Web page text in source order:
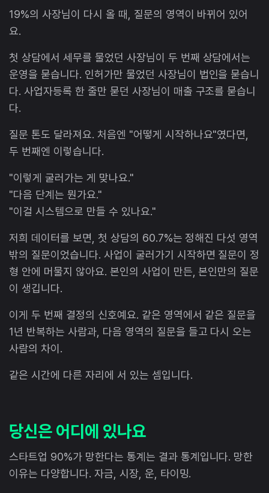
19%의 사장님이 다시 올 때, 질문의 영역이 바뀌어 있어
요.
첫 상담에서 세무를 물었던 사장님이 두 번째 상담에서는
운영을 묻습니다. 인허가만 물었던 사장님이 법인을 묻습니
다. 사업자등록 한 줄만 묻던 사장님이 매출 구조를 묻습니
다.
질문 톤도 달라져요. 처음엔 "어떻게 시작하나요"였다면,
두 번째엔 이렇습니다.
"이렇게 굴러가는 게 맞나요."
"다음 단계는 뭔가요."
"이걸 시스템으로 만들 수 있나요."
저희 데이터를 보면, 첫 상담의 60.7%는 정해진 다섯 영역
밖의 질문이었습니다. 사업이 굴러가기 시작하면 질문이 정
형 안에 머물지 않아요. 본인의 사업이 만든, 본인만의 질문
이 생깁니다.
이게 두 번째 결정의 신호예요. 같은 영역에서 같은 질문을
1년 반복하는 사람과, 다음 영역의 질문을 들고 다시 오는
사람의 차이.
같은 시간에 다른 자리에 서 있는 셈입니다.
당신은 어디에 있나요
스타트업 90%가 망한다는 통계는 결과 통계입니다. 망한
이유는 다양합니다. 자금, 시장, 운, 타이밍.